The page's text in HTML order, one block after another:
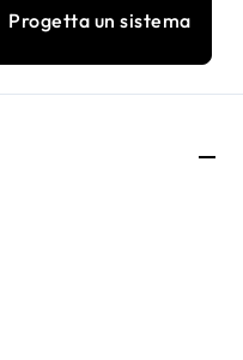
Progetta un sistema